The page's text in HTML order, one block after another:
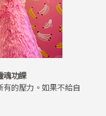
魂功課
的壓力。如果不給自